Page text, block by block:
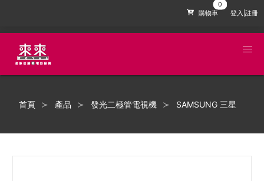
購物車 登入|註冊
首頁 產品 發光二極管電視機 SAMSUNG 三星